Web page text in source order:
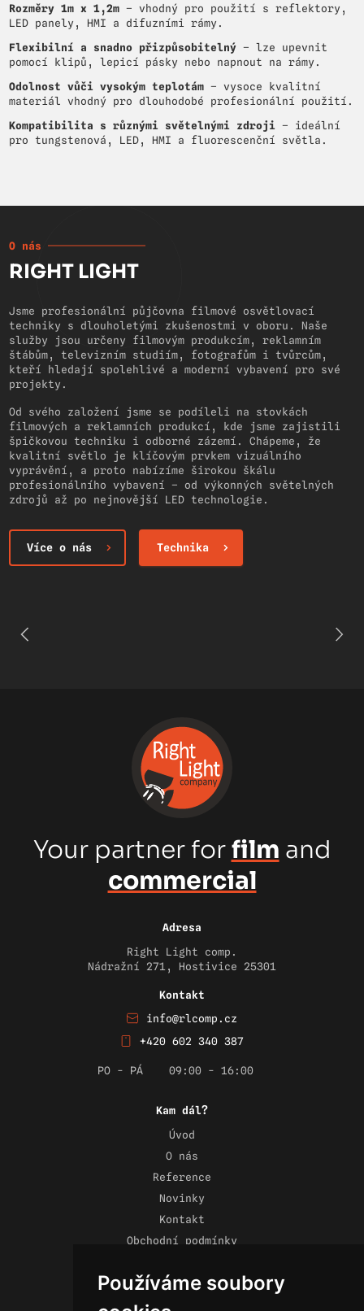
Používáme soubory
Rozměry 1m x 1,2m – vhodný pro použití s reflektory,
LED panely, HMI a difuzními rámy.
Flexibilní a snadno přizpůsobitelný – lze upevnit
pomocí klipů, lepicí pásky nebo napnout na rámy.
Odolnost vůči vysokým teplotám – vysoce kvalitní
materiál vhodný pro dlouhodobé profesionální použití.
Kompatibilita s různými světelnými zdroji – ideální
pro tungstenová, LED, HMI a fluorescenční světla.
O nás
RIGHT LIGHT
Jsme profesionální půjčovna filmové osvětlovací
techniky s dlouholetými zkušenostmi v oboru. Naše
služby jsou určeny filmovým produkcím, reklamním
štábům, televizním studiím, fotografům i tvůrcům,
kteří hledají spolehlivé a moderní vybavení pro své
projekty.
Od svého založení jsme se podíleli na stovkách
filmových a reklamních produkcí, kde jsme zajistili
špičkovou techniku i odborné zázemí. Chápeme, že
kvalitní světlo je klíčovým prvkem vizuálního
vyprávění, a proto nabízíme širokou škálu
profesionálního vybavení – od výkonných světelných
zdrojů až po nejnovější LED technologie.
Více o nás Technika
Your partner forfilm and
commercial
Adresa
Right Light comp.
Nádražní 271, Hostivice 25301
Kontakt
info@rlcomp.cz
+420 602 340 387
PO - PÁ 09:00 - 16:00
Kam dál?
Úvod
O nás
Reference
Novinky
Kontakt
Obchodní podmínky